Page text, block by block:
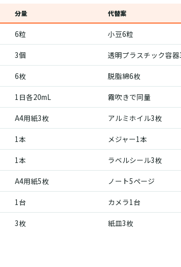
分量 代替案
6粒 小豆6粒
3個 透明プラスチック容
6枚 脱脂綿6枚
1日各20mL 霧吹きで同量
A4用紙3枚 アルミホイル3枚
1本 メジャー1本
1本 ラベルシール3枚
A4用紙5枚 ノート5ページ
1台 カメラ1台
3枚 紙皿3枚